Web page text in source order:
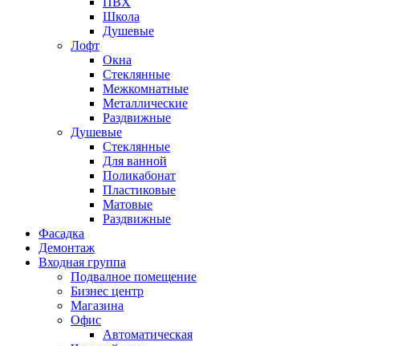
Школа
Душевые
Лофт
Окна
Стеклянные
Межкомнатные
Металлические
Раздвижные
Душевые
Стеклянные
Для ванной
Поликабонат
Пластиковые
Матовые
Раздвижные
Фасадка
Демонтаж
Входная группа
Подвалное помещение
Бизнес центр
Магазина
Офис
Автоматическая